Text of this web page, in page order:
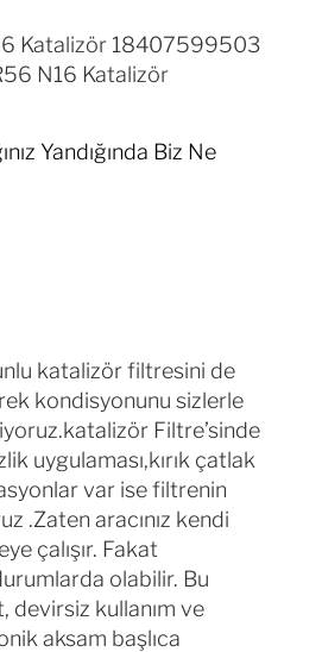
Katalizör 18407599503
N16 Katalizör
Yandığında Biz Ne
katalizör filtresini de
kondisyonunu sizlerle
Filtre’sinde
uygulaması,kırık çatlak
var ise filtrenin
.Zaten aracınız kendi
çalışır. Fakat
olabilir. Bu
devirsiz kullanım ve
aksam başlıca